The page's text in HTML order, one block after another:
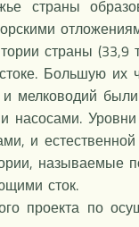
страны
страны (33,9
Большую
мелководий
и
называемые
сток.
проекта по